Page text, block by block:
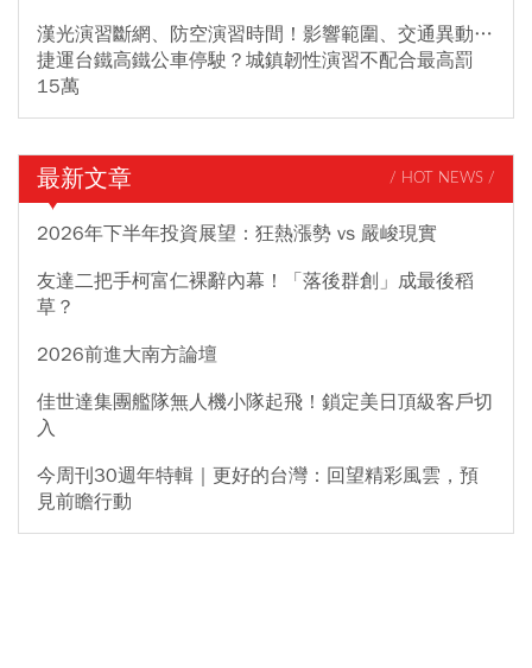
漢光演習斷網、防空演習時間！影響範圍、交通異動…
捷運台鐵高鐵公車停駛？城鎮韌性演習不配合最高罰
15萬
最新文章 / HOT NEWS /
2026年下半年投資展望：狂熱漲勢 vs 嚴峻現實
友達二把手柯富仁裸辭內幕！「落後群創」成最後稻
草？
2026前進大南方論壇
佳世達集團艦隊無人機小隊起飛！鎖定美日頂級客戶切
入
今周刊30週年特輯｜更好的台灣：回望精彩風雲，預
見前瞻行動